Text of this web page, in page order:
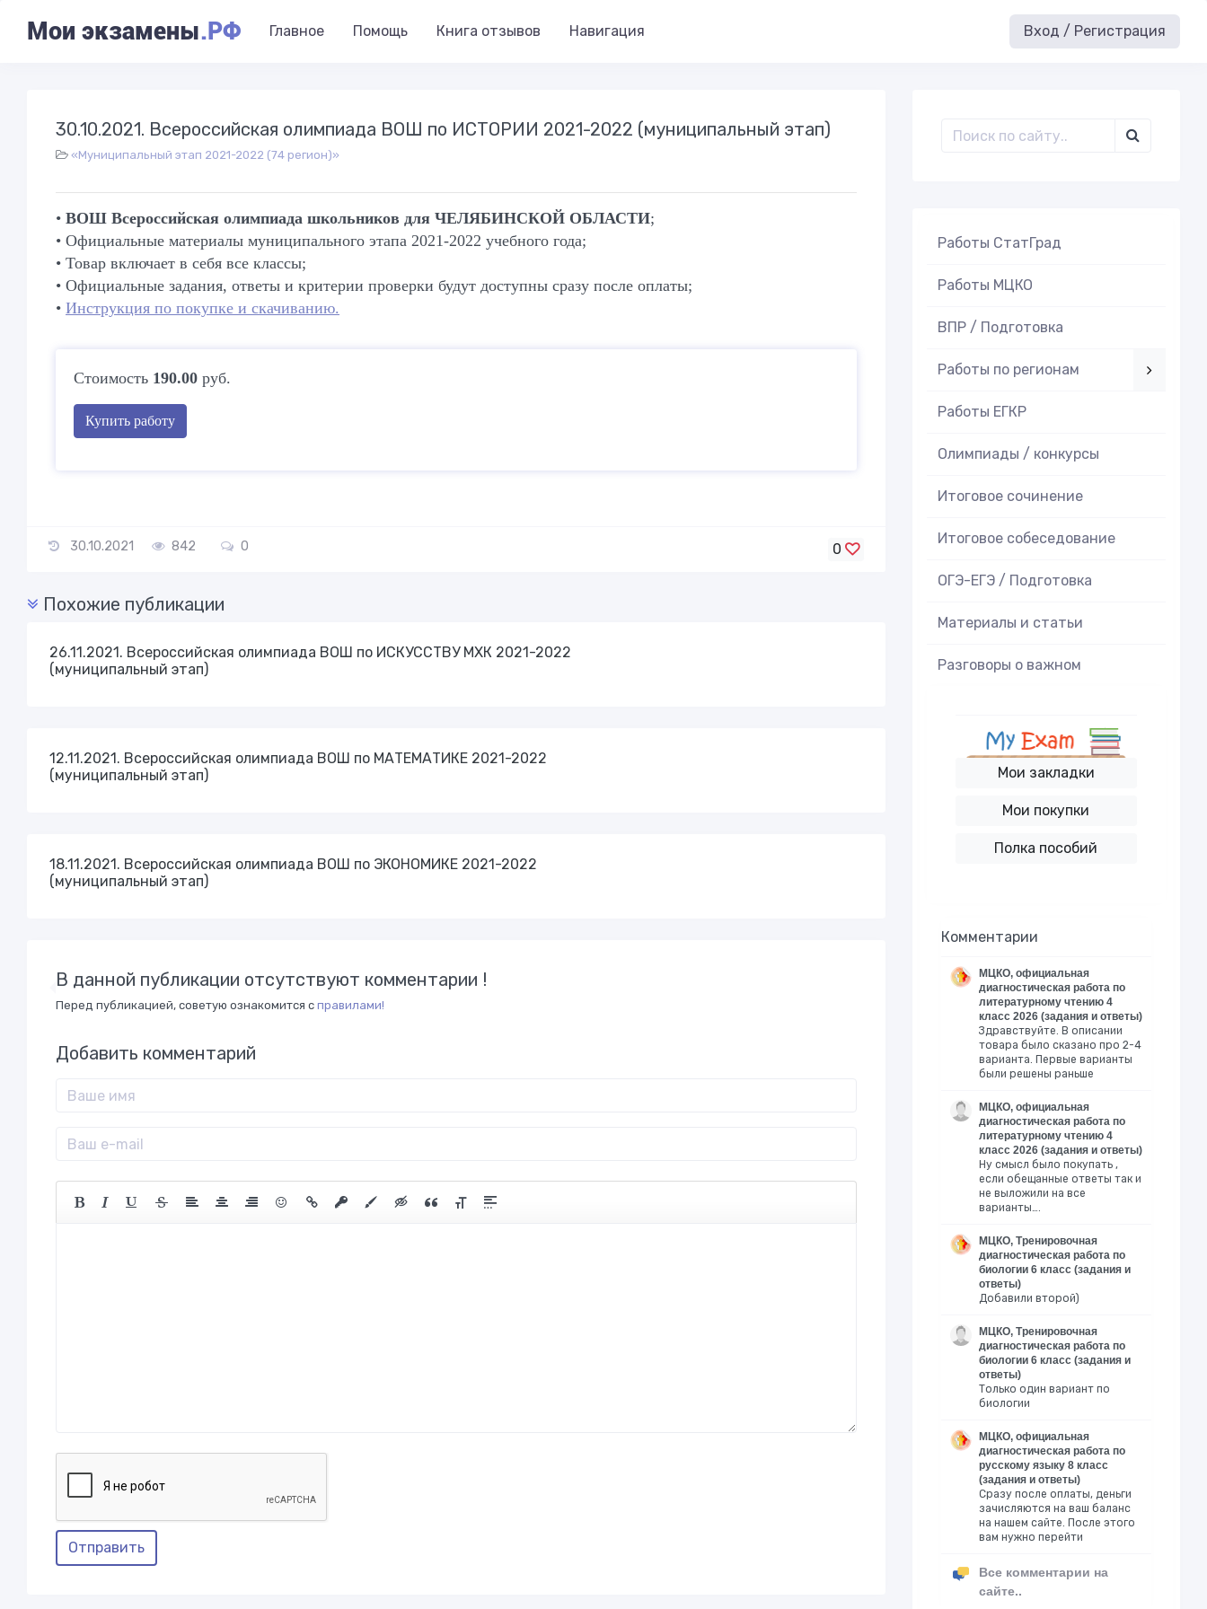
Мои экзамены.РФ Главное Помощь Книга отзывов Навигация Вход / Регистрация
30.10.2021. Всероссийская олимпиада ВОШ по ИСТОРИИ 2021-2022 (муниципальный этап)
«Муниципальный этап 2021-2022 (74 регион)»
• ВОШ Всероссийская олимпиада школьников для ЧЕЛЯБИНСКОЙ ОБЛАСТИ;
• Официальные материалы муниципального этапа 2021-2022 учебного года;
• Товар включает в себя все классы;
• Официальные задания, ответы и критерии проверки будут доступны сразу после оплаты;
• Инструкция по покупке и скачиванию.
Стоимость 190.00 руб.
Купить работу
30.10.2021 842 0 0
Похожие публикации
26.11.2021. Всероссийская олимпиада ВОШ по ИСКУССТВУ МХК 2021-2022
(муниципальный этап)
12.11.2021. Всероссийская олимпиада ВОШ по МАТЕМАТИКЕ 2021-2022
(муниципальный этап)
18.11.2021. Всероссийская олимпиада ВОШ по ЭКОНОМИКЕ 2021-2022
(муниципальный этап)
В данной публикации отсутствуют комментарии !
Перед публикацией, советую ознакомится с правилами!
Добавить комментарий
Отправить
Работы СтатГрад
Работы МЦКО
ВПР / Подготовка
Работы по регионам
Работы ЕГКР
Олимпиады / конкурсы
Итоговое cочинение
Итоговое cобеседование
ОГЭ-ЕГЭ / Подготовка
Материалы и статьи
Разговоры о важном
Мои закладки
Мои покупки
Полка пособий
Комментарии
МЦКО, официальная
диагностическая работа по
литературному чтению 4
класс 2026 (задания и ответы)
Здравствуйте. В описании
товара было сказано про 2-4
варианта. Первые варианты
были решены раньше
МЦКО, официальная
диагностическая работа по
литературному чтению 4
класс 2026 (задания и ответы)
Ну смысл было покупать ,
если обещанные ответы так и
не выложили на все
варианты….
МЦКО, Тренировочная
диагностическая работа по
биологии 6 класс (задания и
ответы)
Добавили второй)
МЦКО, Тренировочная
диагностическая работа по
биологии 6 класс (задания и
ответы)
Только один вариант по
биологии
МЦКО, официальная
диагностическая работа по
русскому языку 8 класс
(задания и ответы)
Сразу после оплаты, деньги
зачисляются на ваш баланс
на нашем сайте. После этого
вам нужно перейти
Все комментарии на
сайте..